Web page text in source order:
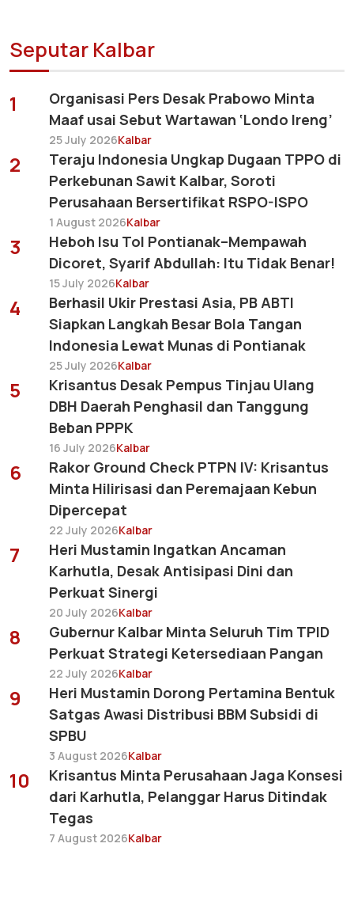
Seputar Kalbar
1
Organisasi Pers Desak Prabowo Minta
Maaf usai Sebut Wartawan ‘Londo Ireng’
25 July 2026Kalbar
2
Teraju Indonesia Ungkap Dugaan TPPO di
Perkebunan Sawit Kalbar, Soroti
Perusahaan Bersertifikat RSPO-ISPO
1 August 2026Kalbar
3
Heboh Isu Tol Pontianak–Mempawah
Dicoret, Syarif Abdullah: Itu Tidak Benar!
15 July 2026Kalbar
4
Berhasil Ukir Prestasi Asia, PB ABTI
Siapkan Langkah Besar Bola Tangan
Indonesia Lewat Munas di Pontianak
25 July 2026Kalbar
5
Krisantus Desak Pempus Tinjau Ulang
DBH Daerah Penghasil dan Tanggung
Beban PPPK
16 July 2026Kalbar
6
Rakor Ground Check PTPN IV: Krisantus
Minta Hilirisasi dan Peremajaan Kebun
Dipercepat
22 July 2026Kalbar
7
Heri Mustamin Ingatkan Ancaman
Karhutla, Desak Antisipasi Dini dan
Perkuat Sinergi
20 July 2026Kalbar
8
Gubernur Kalbar Minta Seluruh Tim TPID
Perkuat Strategi Ketersediaan Pangan
22 July 2026Kalbar
9
Heri Mustamin Dorong Pertamina Bentuk
Satgas Awasi Distribusi BBM Subsidi di
SPBU
3 August 2026Kalbar
10
Krisantus Minta Perusahaan Jaga Konsesi
dari Karhutla, Pelanggar Harus Ditindak
Tegas
7 August 2026Kalbar